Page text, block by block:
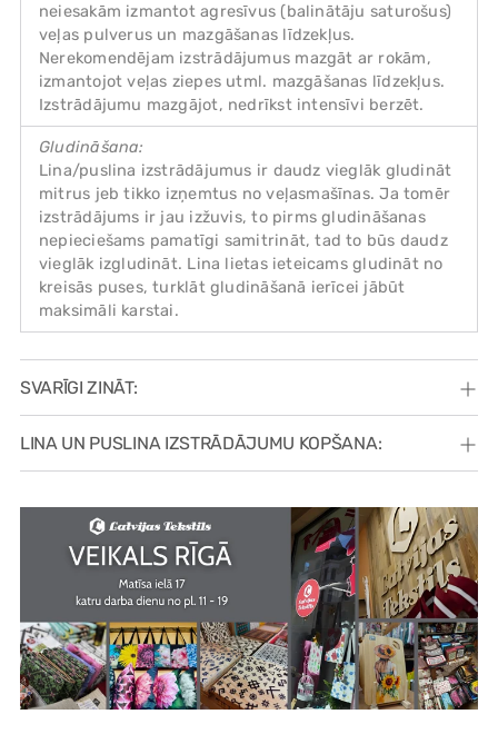
neiesakām izmantot agresīvus (balinātāju saturošus)
veļas pulverus un mazgāšanas līdzekļus.
Nerekomendējam izstrādājumus mazgāt ar rokām,
izmantojot veļas ziepes utml. mazgāšanas līdzekļus.
Izstrādājumu mazgājot, nedrīkst intensīvi berzēt.
Gludināšana:
Lina/puslina izstrādājumus ir daudz vieglāk gludināt
mitrus jeb tikko izņemtus no veļasmašīnas. Ja tomēr
izstrādājums ir jau izžuvis, to pirms gludināšanas
nepieciešams pamatīgi samitrināt, tad to būs daudz
vieglāk izgludināt. Lina lietas ieteicams gludināt no
kreisās puses, turklāt gludināšanā ierīcei jābūt
maksimāli karstai.
SVARĪGI ZINĀT:
LINA UN PUSLINA IZSTRĀDĀJUMU KOPŠANA: